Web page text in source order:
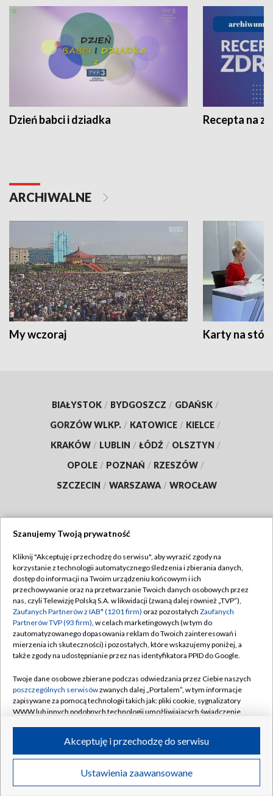
Dzień babci i dziadka Recepta na
ARCHIWALNE
My wczoraj Karty na
BIAŁYSTOK / BYDGOSZCZ / GDAŃSK /
GORZÓW WLKP. / KATOWICE / KIELCE /
KRAKÓW / LUBLIN / ŁÓDŹ / OLSZTYN /
OPOLE / POZNAŃ / RZESZÓW /
SZCZECIN / WARSZAWA / WROCŁAW
TVP
Abonament TVP
Emisja w TVP
Centrum informacji TVP
Naziemna Telewizja Cyfrowa
Rada Programowa
System NOS
Informacje o nadawcy
Program dla prasy
Ogłoszenie przetargowe
Regulamin TVP
Polityka prywatności
Moje zgody
Pomoc
Kontakt
Kanały
©2026 Telewizja Polska S.A. w likwidacji
Szanujemy Twoją prywatność
Kliknij "Akceptuję i przechodzę do serwisu", aby wyrazić zgody na
korzystanie z technologii automatycznego śledzenia i zbierania danych,
dostęp do informacji na Twoim urządzeniu końcowym i ich
przechowywanie oraz na przetwarzanie Twoich danych osobowych przez
nas, czyli Telewizję Polską S.A. w likwidacji (zwaną dalej również „TVP”),
Zaufanych Partnerów z IAB* (1201 firm) oraz pozostałych Zaufanych
Partnerów TVP (93 firm), w celach marketingowych (w tym do
zautomatyzowanego dopasowania reklam do Twoich zainteresowań i
mierzenia ich skuteczności) i pozostałych, które wskazujemy poniżej, a
także zgody na udostępnianie przez nas identyfikatora PPID do Google.
Twoje dane osobowe zbierane podczas odwiedzania przez Ciebie naszych
poszczególnych serwisówzwanych dalej „Portalem”, w tym informacje
zapisywane za pomocą technologii takich jak: pliki cookie, sygnalizatory
WWW lub innych podobnych technologii umożliwiających świadczenie
ruchu w Internecie.
Twoje dane osobowe zbierane podczas odwiedzania przez Ciebie
poszczególnych serwisówna Portalu, takie jak adresy IP, identyfikatory
Ustawienia zaawansowane
Akceptuję i przechodzę do serwisu